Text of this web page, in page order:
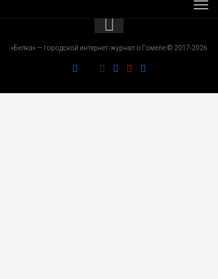
РЕКЛАМОДАТЕЛЯМ
«Белка» — городской интернет-журнал о Гомеле © 2017-2026